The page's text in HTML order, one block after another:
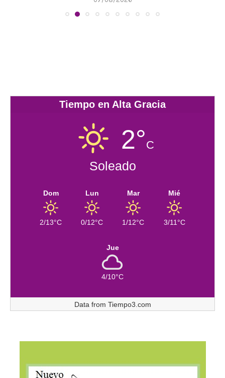
Tiempo en Alta Gracia
2°C
Soleado
Dom
2/13°C
Lun
0/12°C
Mar
1/12°C
Mié
3/11°C
Jue
4/10°C
Data from Tiempo3.com